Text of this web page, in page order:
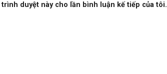
duyệt này cho lần bình luận kế tiếp của tôi.